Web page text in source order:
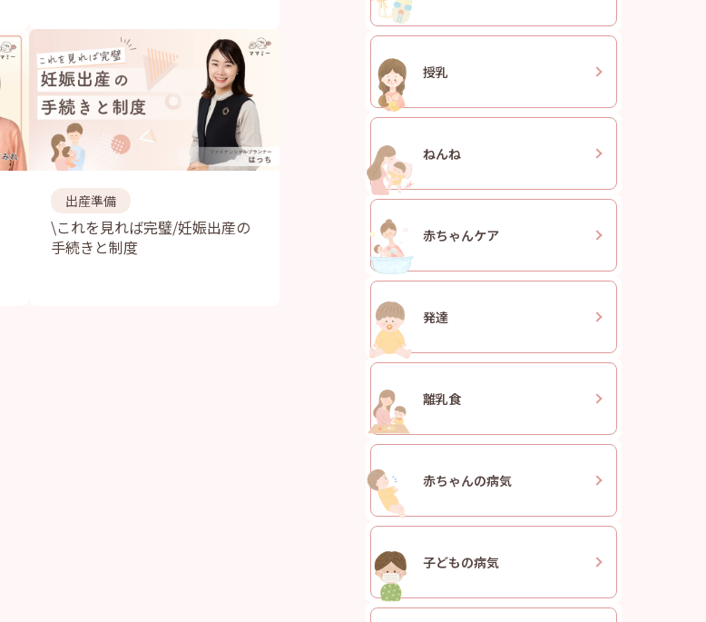
出産準備
\これを見れば完璧/妊娠出産の
手続きと制度
授乳
ねんね
赤ちゃんケア
発達
離乳食
赤ちゃんの病気
子どもの病気